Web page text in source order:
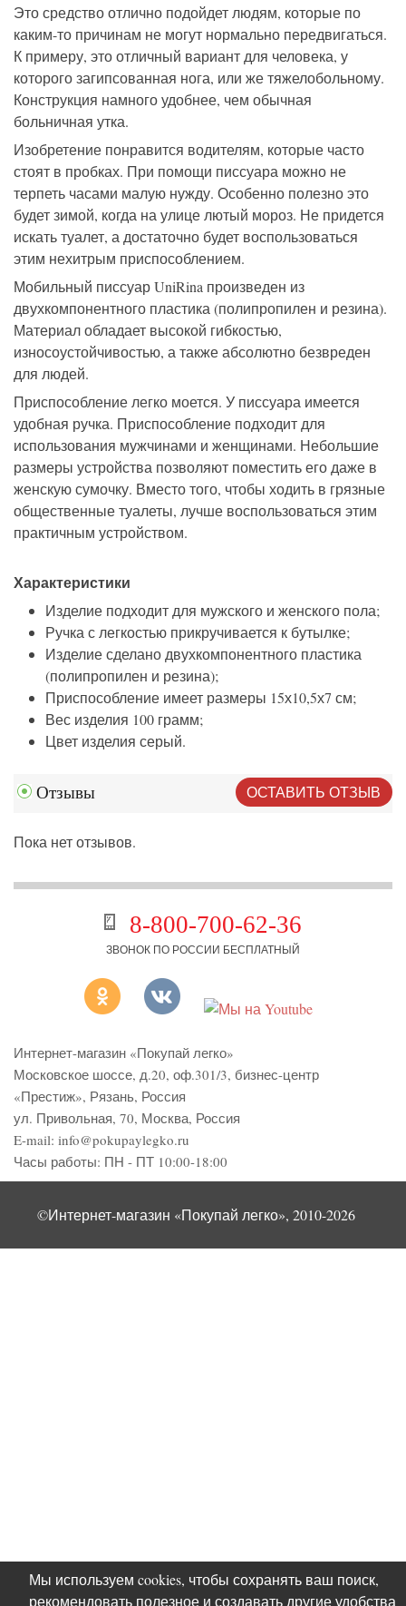
Это средство отлично подойдет людям, которые по
каким-то причинам не могут нормально передвигаться.
К примеру, это отличный вариант для человека, у
которого загипсованная нога, или же тяжелобольному.
Конструкция намного удобнее, чем обычная
больничная утка.
Изобретение понравится водителям, которые часто
стоят в пробках. При помощи писсуара можно не
терпеть часами малую нужду. Особенно полезно это
будет зимой, когда на улице лютый мороз. Не придется
искать туалет, а достаточно будет воспользоваться
этим нехитрым приспособлением.
Мобильный писсуар UniRina произведен из
двухкомпонентного пластика (полипропилен и резина).
Материал обладает высокой гибкостью,
износоустойчивостью, а также абсолютно безвреден
для людей.
Приспособление легко моется. У писсуара имеется
удобная ручка. Приспособление подходит для
использования мужчинами и женщинами. Небольшие
размеры устройства позволяют поместить его даже в
женскую сумочку. Вместо того, чтобы ходить в грязные
общественные туалеты, лучше воспользоваться этим
практичным устройством.
Характеристики
Изделие подходит для мужского и женского пола;
Ручка с легкостью прикручивается к бутылке;
Изделие сделано двухкомпонентного пластика
(полипропилен и резина);
Приспособление имеет размеры 15х10,5х7 см;
Вес изделия 100 грамм;
Цвет изделия серый.
Отзывы ОСТАВИТЬ ОТЗЫВ
Пока нет отзывов.
8-800-700-62-36
ЗВОНОК ПО РОССИИ БЕСПЛАТНЫЙ
Интернет-магазин «Покупай легко»
Московское шоссе, д.20, оф.301/3, бизнес-центр
«Престиж», Рязань, Россия
ул. Привольная, 70, Москва, Россия
E-mail: info@pokupaylegko.ru
Часы работы: ПН - ПТ 10:00-18:00
©Интернет-магазин «Покупай легко», 2010-2026
Мы используем cookies, чтобы сохранять ваш поиск,
рекомендовать полезное и создавать другие удобства